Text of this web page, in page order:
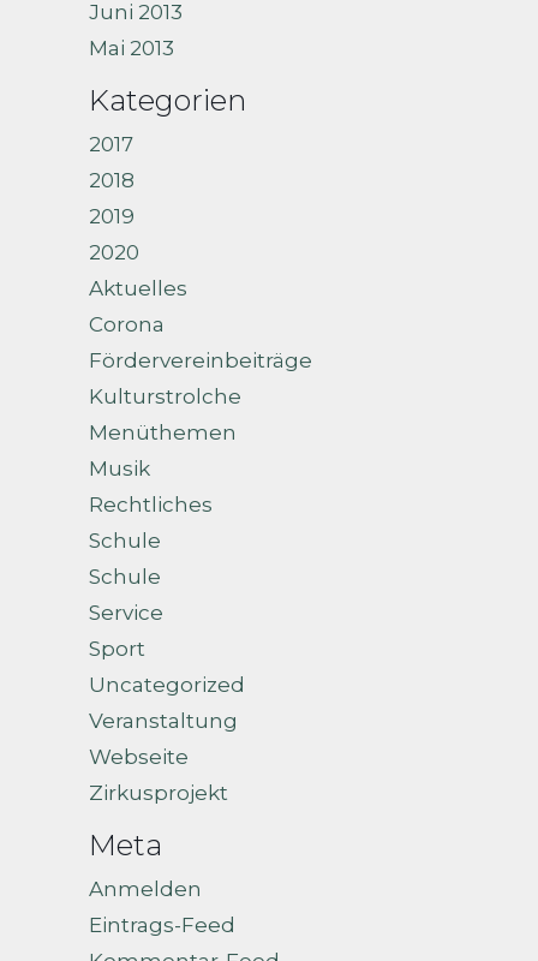
Juni 2013
Mai 2013
Kategorien
2017
2018
2019
2020
Aktuelles
Corona
Fördervereinbeiträge
Kulturstrolche
Menüthemen
Musik
Rechtliches
Schule
Schule
Service
Sport
Uncategorized
Veranstaltung
Webseite
Zirkusprojekt
Meta
Anmelden
Eintrags-Feed